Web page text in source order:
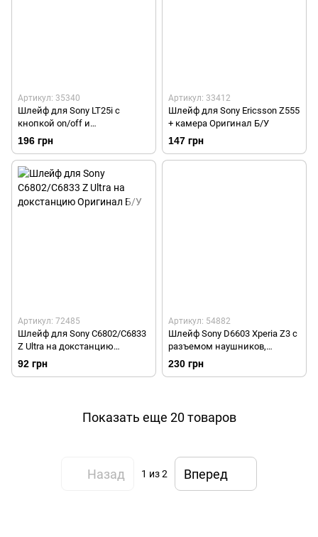
Артикул: 35340
Шлейф для Sony LT25i с
кнопкой on/off и
компонентами Original TW
196 грн
Артикул: 33412
Шлейф для Sony Ericsson Z555
+ камера Оригинал Б/У
147 грн
Артикул: 72485
Шлейф для Sony C6802/C6833
Z Ultra на докстанцию
Оригинал Б/У
92 грн
Артикул: 54882
Шлейф Sony D6603 Xperia Z3 с
разъемом наушников,
датчиком приближения
Original
230 грн
Показать еще 20 товаров
Назад 1 из 2 Вперед